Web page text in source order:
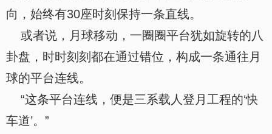
向，始终有30座时刻保持一条直线。
或者说，月球移动，一圈圈平台犹如旋转的八
卦盘，时时刻刻都在通过错位，构成一条通往月
球的平台连线。
“这条平台连线，便是三系载人登月工程的‘快
车道’。”